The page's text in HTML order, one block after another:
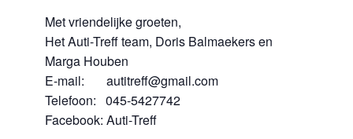
Met vriendelijke groeten,
Het Auti-Treff team, Doris Balmaekers en
Marga Houben
E-mail: autitreff@gmail.com
Telefoon: 045-5427742
Facebook: Auti-Treff